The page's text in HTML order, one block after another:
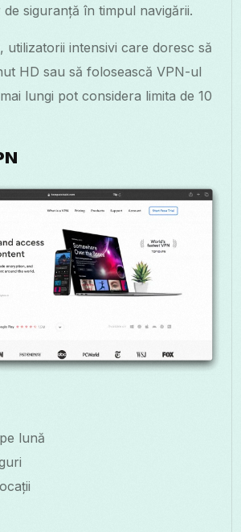
siguranță în timpul navigării.
utilizatorii intensivi care doresc să
HD sau să folosească VPN-ul
lungi pot considera limita de 10
lună